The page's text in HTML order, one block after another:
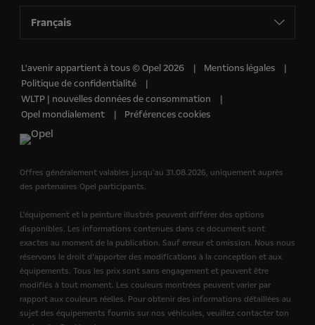
Français
L'avenir appartient à tous © Opel 2026
Mentions légales
Politique de confidentialité
WLTP | nouvelles données de consommation
Opel mondialement
Préférences cookies
Offres généralement valables jusquʻau 31.08.2026, uniquement auprès
des partenaires Opel participants.
L'équipement et la peinture illustrés peuvent différer des options
disponibles. Les informations contenues dans ce document sont
exactes au moment de la publication. Sauf erreur et omission. Nous nous
réservons le droit d’apporter des modifications à la conception et aux
équipements. Tous les prix sont sans engagement et peuvent être
modifiés à tout moment. Les couleurs montrées peuvent varier par
rapport aux couleurs réelles. Pour obtenir des informations détaillées au
sujet des équipements fournis sur nos véhicules, veuillez contacter ton